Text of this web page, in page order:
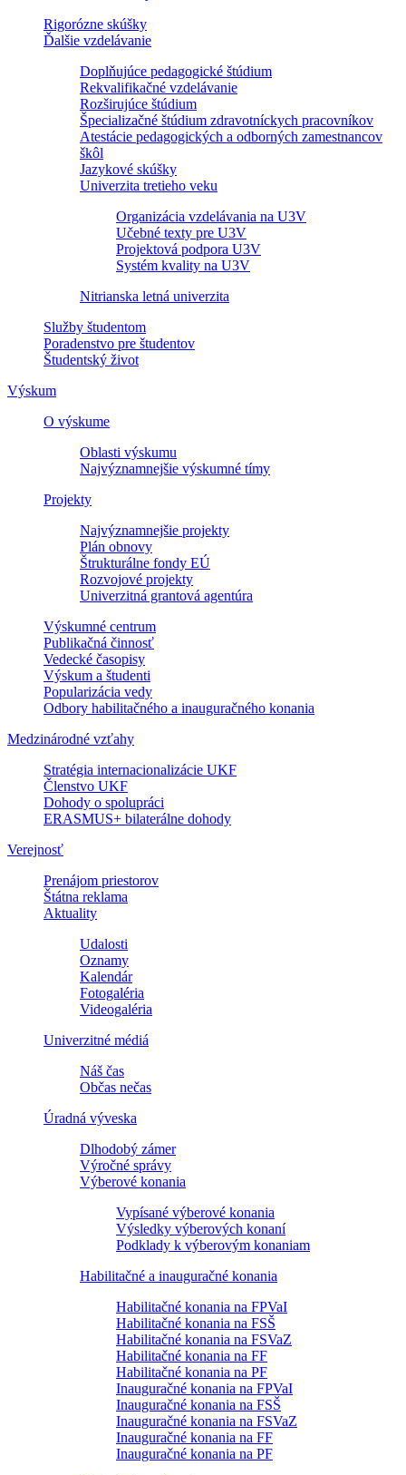
Rigorózne skúšky
Ďalšie vzdelávanie
Doplňujúce pedagogické štúdium
Rekvalifikačné vzdelávanie
Rozširujúce štúdium
Špecializačné štúdium zdravotníckych pracovníkov
Atestácie pedagogických a odborných zamestnancov
škôl
Jazykové skúšky
Univerzita tretieho veku
Organizácia vzdelávania na U3V
Učebné texty pre U3V
Projektová podpora U3V
Systém kvality na U3V
Nitrianska letná univerzita
Služby študentom
Poradenstvo pre študentov
Študentský život
Výskum
O výskume
Oblasti výskumu
Najvýznamnejšie výskumné tímy
Projekty
Najvýznamnejšie projekty
Plán obnovy
Štrukturálne fondy EÚ
Rozvojové projekty
Univerzitná grantová agentúra
Výskumné centrum
Publikačná činnosť
Vedecké časopisy
Výskum a študenti
Popularizácia vedy
Odbory habilitačného a inauguračného konania
Medzinárodné vzťahy
Stratégia internacionalizácie UKF
Členstvo UKF
Dohody o spolupráci
ERASMUS+ bilaterálne dohody
Verejnosť
Prenájom priestorov
Štátna reklama
Aktuality
Udalosti
Oznamy
Kalendár
Fotogaléria
Videogaléria
Univerzitné médiá
Náš čas
Občas nečas
Úradná výveska
Dlhodobý zámer
Výročné správy
Výberové konania
Vypísané výberové konania
Výsledky výberových konaní
Podklady k výberovým konaniam
Habilitačné a inauguračné konania
Habilitačné konania na FPVaI
Habilitačné konania na FSŠ
Habilitačné konania na FSVaZ
Habilitačné konania na FF
Habilitačné konania na PF
Inauguračné konania na FPVaI
Inauguračné konania na FSŠ
Inauguračné konania na FSVaZ
Inauguračné konania na FF
Inauguračné konania na PF